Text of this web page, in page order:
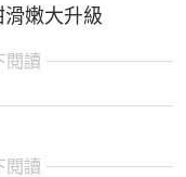
嫩大升級
閱讀
閱讀